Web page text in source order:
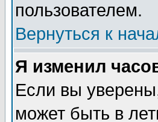
пользователем.
Вернуться к
Я изменил
Если вы
может быть в